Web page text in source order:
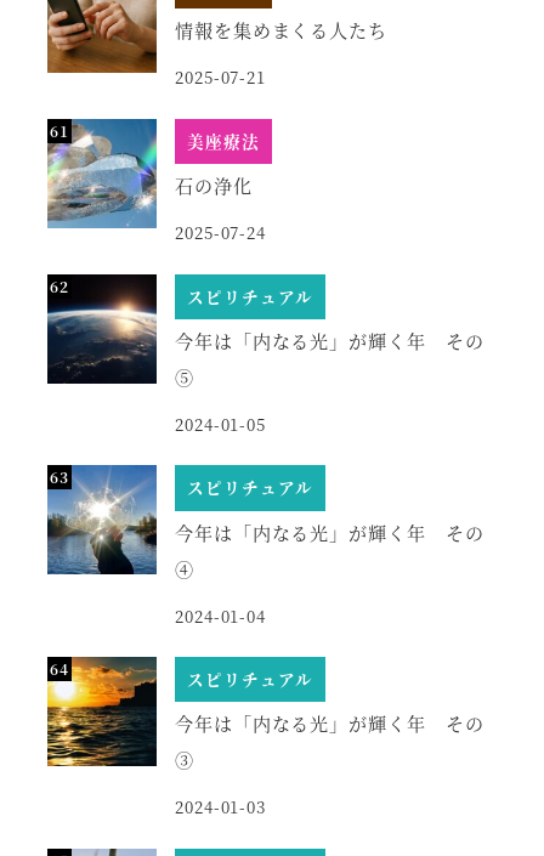
情報を集めまくる人たち
2025-07-21
美座療法
石の浄化
2025-07-24
スピリチュアル
今年は「内なる光」が輝く年 その
⑤
2024-01-05
スピリチュアル
今年は「内なる光」が輝く年 その
④
2024-01-04
スピリチュアル
今年は「内なる光」が輝く年 その
③
2024-01-03